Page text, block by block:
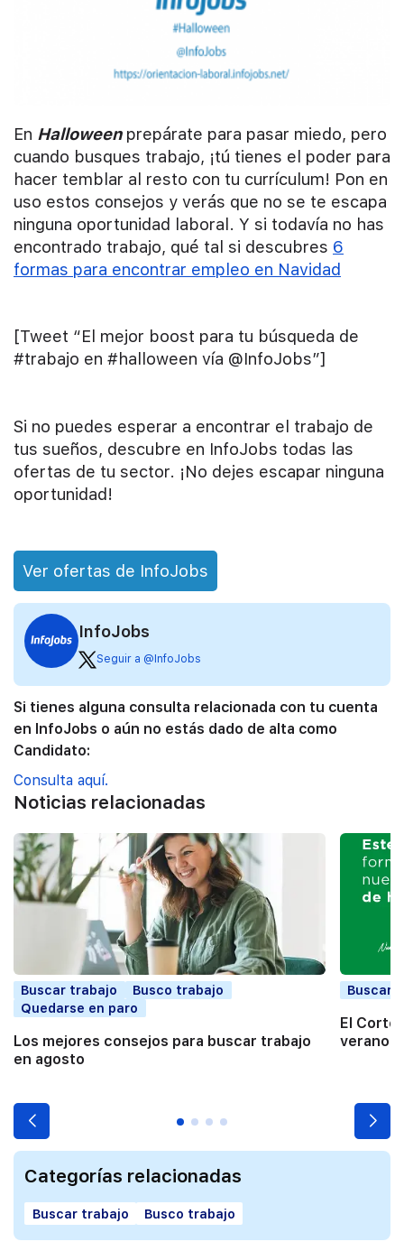
En Halloweenprepárate para pasar miedo, pero
cuando busques trabajo, ¡tú tienes el poder para
hacer temblar al resto con tu currículum! Pon en
uso estos consejos y verás que no se te escapa
ninguna oportunidad laboral. Y si todavía no has
encontrado trabajo, qué tal si descubres 6
formas para encontrar empleo en Navidad
[Tweet “El mejor boost para tu búsqueda de
#trabajo en #halloween vía @InfoJobs”]
Si no puedes esperar a encontrar el trabajo de
tus sueños, descubre en InfoJobs todas las
ofertas de tu sector. ¡No dejes escapar ninguna
oportunidad!
Ver ofertas de InfoJobs
InfoJobs
Seguir a @InfoJobs
Si tienes alguna consulta relacionada con tu cuenta
en InfoJobs o aún no estás dado de alta como
Candidato:
Consulta aquí.
Noticias relacionadas
Buscar trabajo
Busco trabajo
Quedarse en paro
Los mejores consejos para buscar trabajo
en agosto
Buscar
El Corte
verano
Categorías relacionadas
Buscar trabajo Busco trabajo